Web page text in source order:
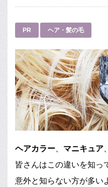
PR ヘア・髪の毛
ヘアカラー マニキュア
皆さんはこの違いを知っ
意外と知らない方が多い